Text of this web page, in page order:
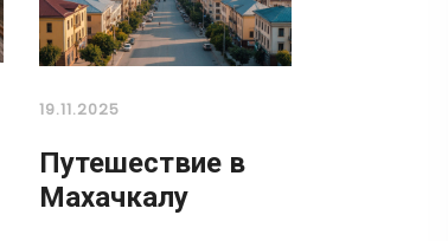
19.11.2025
Путешествие в
Махачкалу